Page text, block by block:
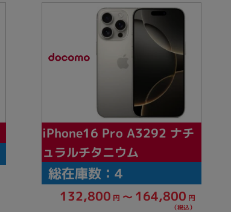
iPhone16 Pro A3292 ナチ
ュラルチタニウム
総在庫数：4
132,800 円 ～ 164,800 円
（税込）